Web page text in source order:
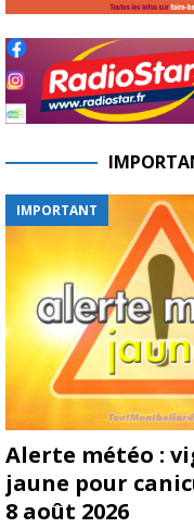
IMPORTANT
Alerte météo :
jaune pour
8 août 2026